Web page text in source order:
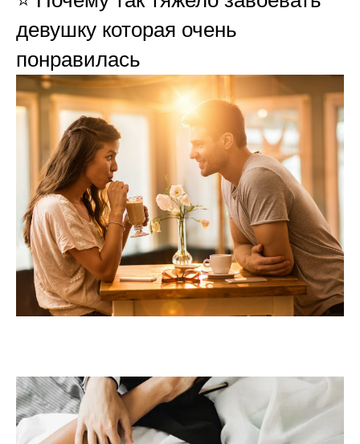
девушку которая очень
понравилась